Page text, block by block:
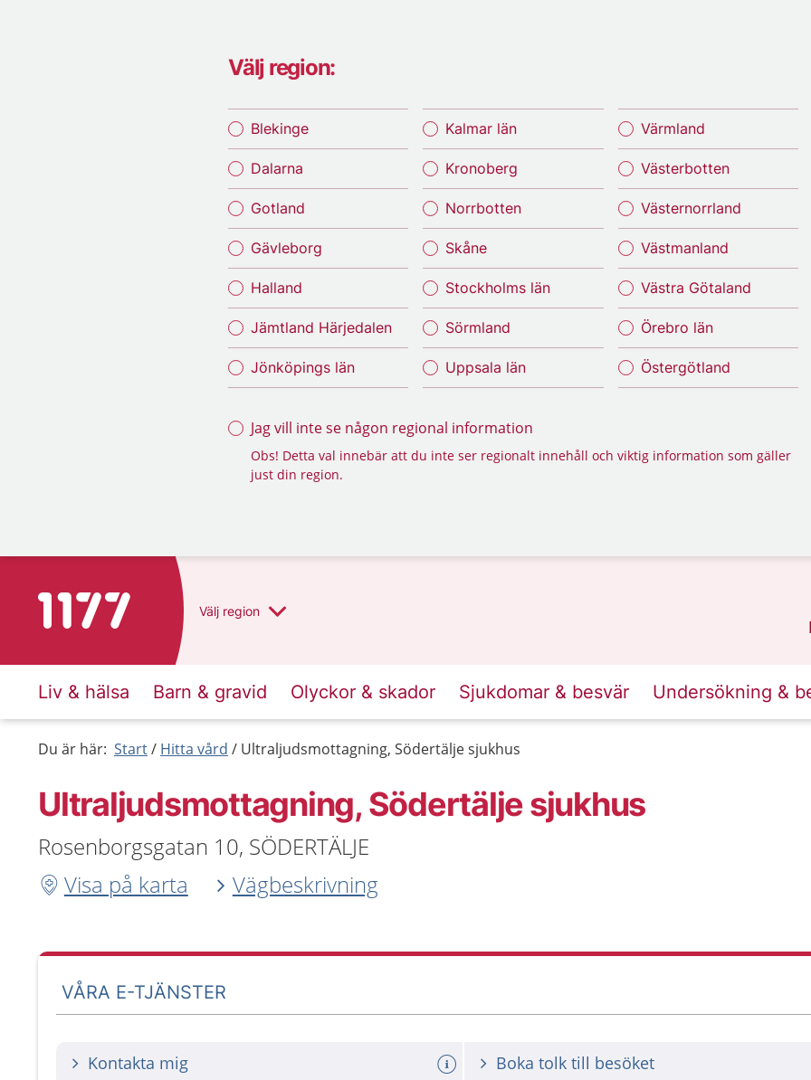
Välj region:
Blekinge
Dalarna
Gotland
Gävleborg
Halland
Jämtland Härjedalen
Jönköpings län
Kalmar län
Kronoberg
Norrbotten
Skåne
Stockholms län
Sörmland
Uppsala län
Värmland
Västerbotten
Västernorrland
Västmanland
Västra Götaland
Örebro län
Östergötland
Jag vill inte se någon regional information
Obs! Detta val innebär att du inte ser regionalt innehåll och viktig information som gäller
just din region.
Till startsidan för 1177 Välj region
Liv & hälsa Barn & gravid Olyckor & skador Sjukdomar & besvär Undersökning &
Du är här: Start Hitta vård Ultraljudsmottagning, Södertälje sjukhus
Ultraljudsmottagning, Södertälje sjukhus
Rosenborgsgatan 10, SÖDERTÄLJE
Visa på karta
Vägbeskrivning
VÅRA E-TJÄNSTER
Kontakta mig Boka tolk till besöket